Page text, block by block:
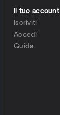
Il tuo account
Iscriviti
Accedi
Guida